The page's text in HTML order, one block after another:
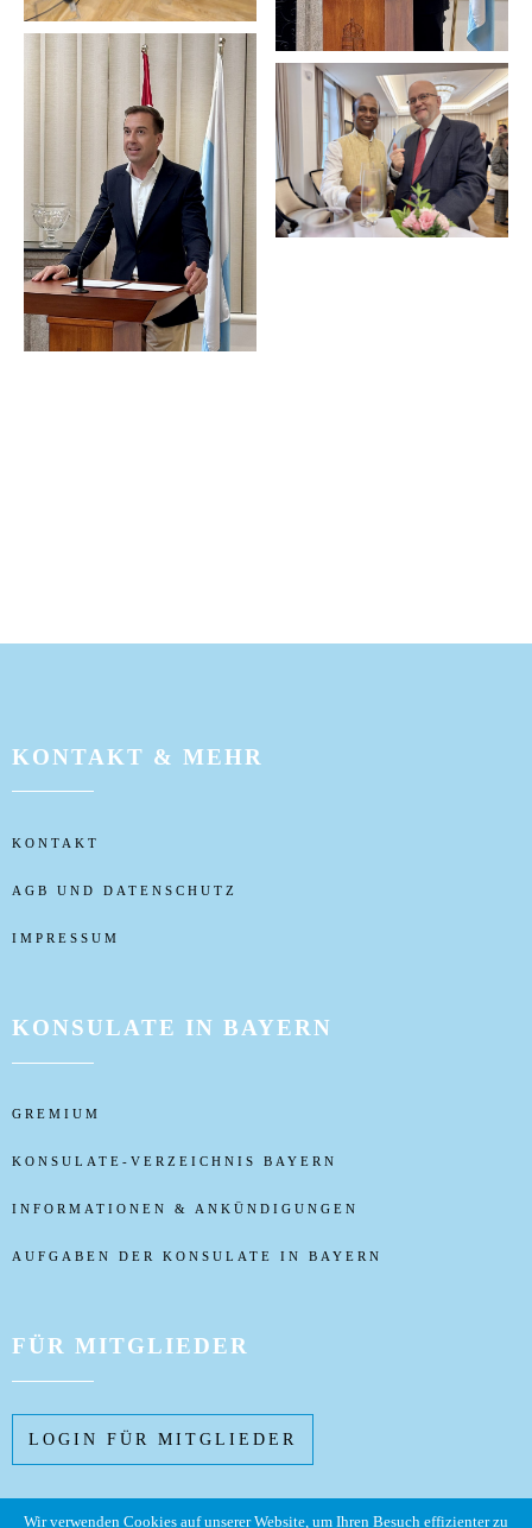
KONTAKT & MEHR
KONTAKT
AGB UND DATENSCHUTZ
IMPRESSUM
KONSULATE IN BAYERN
GREMIUM
KONSULATE-VERZEICHNIS BAYERN
INFORMATIONEN & ANKÜNDIGUNGEN
AUFGABEN DER KONSULATE IN BAYERN
FÜR MITGLIEDER
LOGIN FÜR MITGLIEDER
Wir verwenden Cookies auf unserer Website, um Ihren Besuch effizienter zu